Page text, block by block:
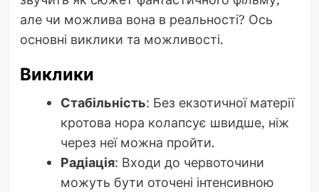
але чи можлива вона в реальності? Ось
основні виклики та можливості.
Виклики
Стабільність: Без екзотичної матерії
кротова нора колапсує швидше, ніж
через неї можна пройти.
Радіація: Входи до червоточини
можуть бути оточені інтенсивною